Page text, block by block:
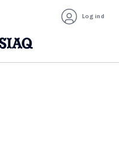
Log ind